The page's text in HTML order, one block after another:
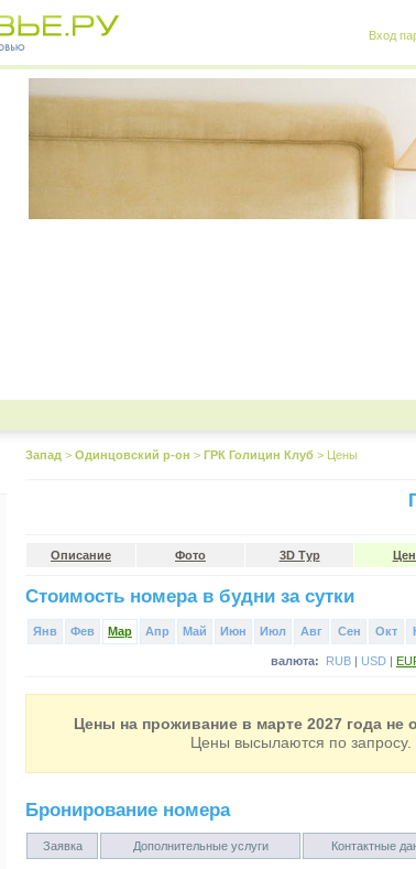
Вход
Запад > Одинцовский р-он > ГРК Голицин Клуб > Цены
Описание Фото 3D Тур
Стоимость номера в будни за сутки
Янв Фев Мар Апр Май Июн Июл Авг Сен Окт
валюта: RUB | USD |
Цены на проживание в марте 2027 года не
Цены высылаются по запросу.
Бронирование номера
Заявка Дополнительные услуги Контактные